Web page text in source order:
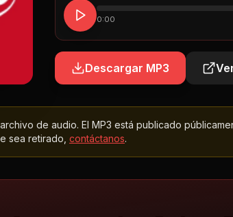
0:00
Descargar MP3
de audio. El MP3 está publicado
sea retirado, contáctanos.